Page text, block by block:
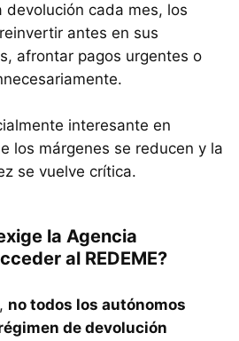
devolución cada mes, los
antes en sus
afrontar pagos urgentes o
interesante en
los márgenes se reducen y la
se vuelve crítica.
la Agencia
al REDEME?
no todos los autónomos
de devolución